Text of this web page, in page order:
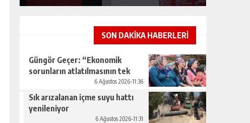
SON DAKİKA HABERLERİ
Güngör Geçer: “Ekonomik
sorunların atlatılmasının tek
yolu üretimi artırmaktan
geçiyor.”
6 Ağustos 2026-11:36
Sık arızalanan içme suyu hattı
yenileniyor
6 Ağustos 2026-11:31